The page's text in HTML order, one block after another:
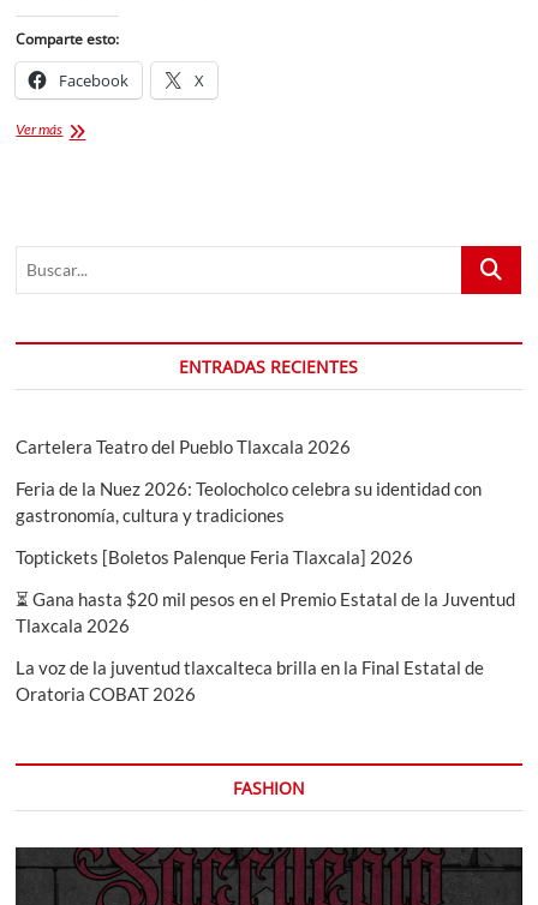
Comparte esto:
Facebook X
Ver másIMPARTE
TEMAS
TURÍSTICOS
Buscar...
ENTRADAS RECIENTES
Cartelera Teatro del Pueblo Tlaxcala 2026
Feria de la Nuez 2026: Teolocholco celebra su identidad con
gastronomía, cultura y tradiciones
Toptickets [Boletos Palenque Feria Tlaxcala] 2026
⏳ Gana hasta $20 mil pesos en el Premio Estatal de la Juventud
Tlaxcala 2026
La voz de la juventud tlaxcalteca brilla en la Final Estatal de
Oratoria COBAT 2026
FASHION